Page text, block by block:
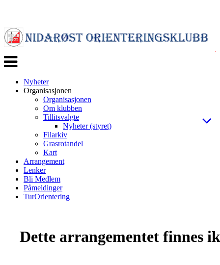
Veksle
navigasjon
Nyheter
Organisasjonen
Organisasjonen
Om klubben
Tillitsvalgte
Nyheter (styret)
Filarkiv
Grasrotandel
Kart
Arrangement
Lenker
Bli Medlem
Påmeldinger
TurOrientering
Dette arrangementet finnes